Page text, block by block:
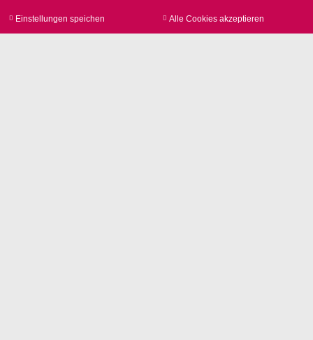
Einstellungen speichen Alle Cookies akzeptieren